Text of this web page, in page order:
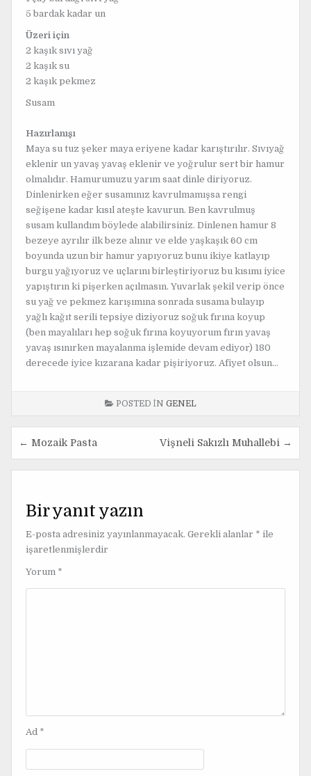
5 bardak kadar un
Üzeri için
2 kaşık sıvı yağ
2 kaşık su
2 kaşık pekmez
Susam
Hazırlanışı
Maya su tuz şeker maya eriyene kadar karıştırılır. Sıvıyağ
eklenir un yavaş yavaş eklenir ve yoğrulur sert bir hamur
olmalıdır. Hamurumuzu yarım saat dinle diriyoruz.
Dinlenirken eğer susamınız kavrulmamışsa rengi
seğişene kadar kısıl ateşte kavurun. Ben kavrulmuş
susam kullandım böylede alabilirsiniz. Dinlenen hamur 8
bezeye ayrılır ilk beze alınır ve elde yaşkaşık 60 cm
boyunda uzun bir hamur yapıyoruz bunu ikiye katlayıp
burgu yağıyoruz ve uçlarını birleştiriyoruz bu kısımı iyice
yapıştırın ki pişerken açılmasın. Yuvarlak şekil verip önce
su yağ ve pekmez karışımına sonrada susama bulayıp
yağlı kağıt serili tepsiye diziyoruz soğuk fırına koyup
(ben mayalıları hep soğuk fırına koyuyorum fırın yavaş
yavaş ısınırken mayalanma işlemide devam ediyor) 180
derecede iyice kızarana kadar pişiriyoruz. Afiyet olsun…
POSTED IN GENEL
Y
a
g
e
z
← Mozaik Pasta Vişneli Sakızlı Muhallebi →
Bir yanıt yazın
E-posta adresiniz yayınlanmayacak. Gerekli alanlar * ile
işaretlenmişlerdir
Yorum *
Ad *